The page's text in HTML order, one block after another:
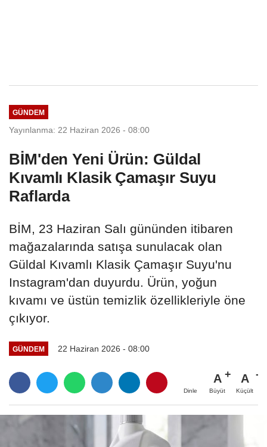
GÜNDEM
Yayınlanma: 22 Haziran 2026 - 08:00
BİM'den Yeni Ürün: Güldal
Kıvamlı Klasik Çamaşır Suyu
Raflarda
BİM, 23 Haziran Salı gününden itibaren
mağazalarında satışa sunulacak olan
Güldal Kıvamlı Klasik Çamaşır Suyu'nu
Instagram'dan duyurdu. Ürün, yoğun
kıvamı ve üstün temizlik özellikleriyle öne
çıkıyor.
GÜNDEM 22 Haziran 2026 - 08:00
Dinle
A
Büyüt
A
Küçült